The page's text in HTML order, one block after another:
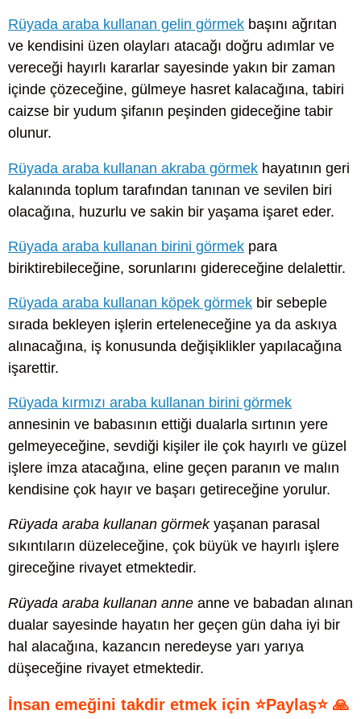
Rüyada araba kullanan gelin görmek başını ağrıtan
ve kendisini üzen olayları atacağı doğru adımlar ve
vereceği hayırlı kararlar sayesinde yakın bir zaman
içinde çözeceğine, gülmeye hasret kalacağına, tabiri
caizse bir yudum şifanın peşinden gideceğine tabir
olunur.
Rüyada araba kullanan akraba görmek hayatının geri
kalanında toplum tarafından tanınan ve sevilen biri
olacağına, huzurlu ve sakin bir yaşama işaret eder.
Rüyada araba kullanan birini görmek para
biriktirebileceğine, sorunlarını gidereceğine delalettir.
Rüyada araba kullanan köpek görmek bir sebeple
sırada bekleyen işlerin erteleneceğine ya da askıya
alınacağına, iş konusunda değişiklikler yapılacağına
işarettir.
Rüyada kırmızı araba kullanan birini görmek
annesinin ve babasının ettiği dualarla sırtının yere
gelmeyeceğine, sevdiği kişiler ile çok hayırlı ve güzel
işlere imza atacağına, eline geçen paranın ve malın
kendisine çok hayır ve başarı getireceğine yorulur.
Rüyada araba kullanan görmekyaşanan parasal
sıkıntıların düzeleceğine, çok büyük ve hayırlı işlere
gireceğine rivayet etmektedir.
Rüyada araba kullanan anne anne ve babadan alınan
dualar sayesinde hayatın her geçen gün daha iyi bir
hal alacağına, kazancın neredeyse yarı yarıya
düşeceğine rivayet etmektedir.
İnsan emeğini takdir etmek için ⭐Paylaş⭐ 🙏